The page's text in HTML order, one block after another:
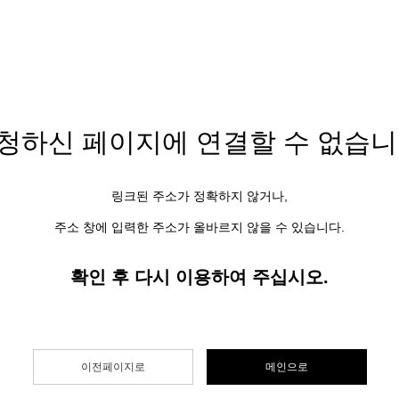
하신 페이지에 연결할 수 없습
링크된 주소가 정확하지 않거나,
주소 창에 입력한 주소가 올바르지 않을 수 있습니다.
확인 후 다시 이용하여 주십시오.
이전페이지로 메인으로